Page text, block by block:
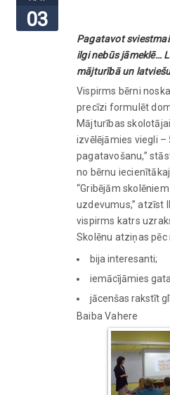
03
Pagatavot
ilgi nebūs jāmeklē…
mājturībā un
Vispirms bērni
precīzi formulēt
Mājturības
izvēlējāmies viegli
pagatavošanu,”
no bērnu
“Gribējām
uzdevumus,” atzīst
vispirms katrs
Skolēnu atziņas
bija interesanti;
iemācījāmies
jācenšas rakstīt
Baiba Vahere